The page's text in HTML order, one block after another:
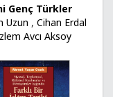
Genç Türkler
Uzun , Cihan Erdal
Avcı Aksoy